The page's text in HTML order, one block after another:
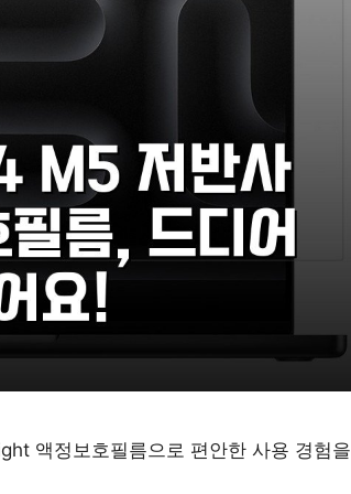
액정보호필름으로 편안한 사용 경험을